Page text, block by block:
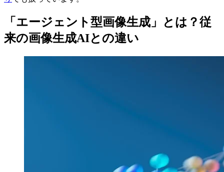
「エージェント型画像生成」とは？従
来の画像生成AIとの違い